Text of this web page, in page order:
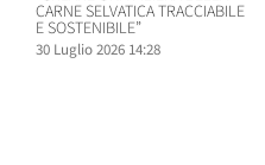
CARNE SELVATICA TRACCIABILE
E SOSTENIBILE”
30 Luglio 2026 14:28